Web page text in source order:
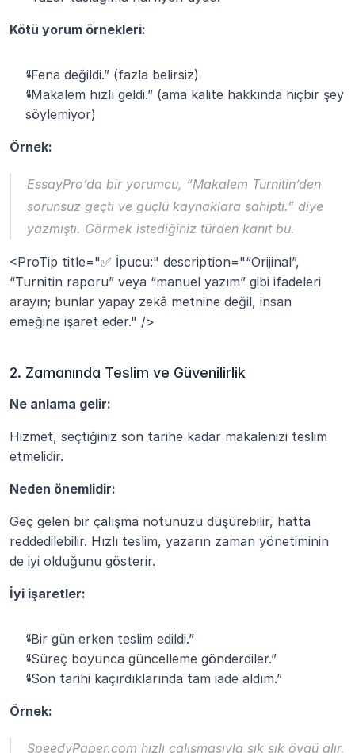
Kötü yorum örnekleri:
“Fena değildi.” (fazla belirsiz)
“Makalem hızlı geldi.” (ama kalite hakkında hiçbir şey
söylemiyor)
Örnek:
EssayPro’da bir yorumcu, “Makalem Turnitin’den
sorunsuz geçti ve güçlü kaynaklara sahipti.” diye
yazmıştı. Görmek istediğiniz türden kanıt bu.
<ProTip title="✅ İpucu:" description="“Orijinal”,
“Turnitin raporu” veya “manuel yazım” gibi ifadeleri
arayın; bunlar yapay zekâ metnine değil, insan
emeğine işaret eder." />
2. Zamanında Teslim ve Güvenilirlik
Ne anlama gelir:
Hizmet, seçtiğiniz son tarihe kadar makalenizi teslim
etmelidir.
Neden önemlidir:
Geç gelen bir çalışma notunuzu düşürebilir, hatta
reddedilebilir. Hızlı teslim, yazarın zaman yönetiminin
de iyi olduğunu gösterir.
İyi işaretler:
“Bir gün erken teslim edildi.”
“Süreç boyunca güncelleme gönderdiler.”
“Son tarihi kaçırdıklarında tam iade aldım.”
Örnek:
SpeedyPaper.com hızlı çalışmasıyla sık sık övgü alır.